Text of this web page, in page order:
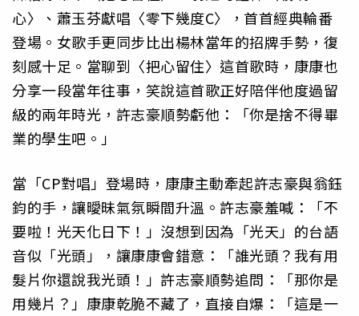
心〉、蕭玉芬獻唱〈零下幾度C〉，首首經典輪番
登場。女歌手更同步比出楊林當年的招牌手勢，復
刻感十足。當聊到〈把心留住〉這首歌時，康康也
分享一段當年往事，笑說這首歌正好陪伴他度過留
級的兩年時光，許志豪順勢虧他：「你是捨不得畢
業的學生吧。」
當「CP對唱」登場時，康康主動牽起許志豪與翁鈺
鈞的手，讓曖昧氣氛瞬間升溫。許志豪羞喊：「不
要啦！光天化日下！」沒想到因為「光天」的台語
音似「光頭」，讓康康會錯意：「誰光頭？我有用
髮片你還說我光頭！」許志豪順勢追問：「那你是
用幾片？」康康乾脆不藏了，直接自爆：「這是一